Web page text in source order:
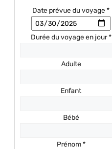
Date prévue du voyage*
Durée du voyage en jour*
Adulte
Enfant
Bébé
Prénom*